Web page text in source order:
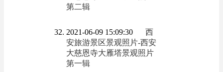
第二辑
2021-06-09 15:09:30
西
安旅游景区景观照片-西安
大慈恩寺大雁塔景观照片
第一辑